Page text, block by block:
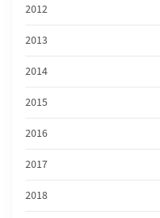
2012
2013
2014
2015
2016
2017
2018